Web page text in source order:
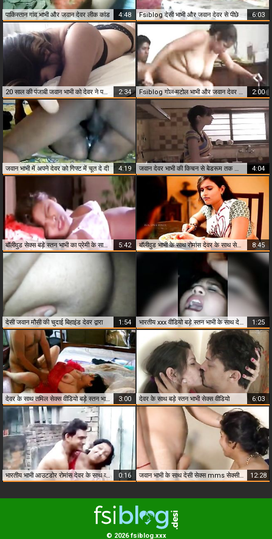
पाकिस्तान गांव भाभी और जवान देवर लीक कांड 4:48 Fsiblog देसी भाभी और जवान देवर से पीछे 6:03
20 साल की पंजाबी जवान भाभी को देवर ने पकड़ा 2:34 2:00
जवान भाभी में अपने देवर को गिफ्ट में चूत दे दी 4:19 जवान देवर भाभी की किचन से बेडरूम तक की चुदाई 4:04
बॉलीवुड सेक्स बड़े स्तन भाभी का प्रेमी के साथ रोमांस 5:42 बॉलीवुड भाभी के साथ रोमांस देवर के साथ सेक्स की खुशी 8:45
देसी जवान मौसी की चुदाई बिहाइंड देवर द्वारा 1:54 भारतीय xxx वीडियो बड़े स्तन भाभी के साथ देवर 1:25
देवर के साथ तमिल सेक्स वीडियो बड़े स्तन भाभी 3:00 देवर के साथ बड़े स्तन भाभी सेक्स वीडियो 6:03
भारतीय भाभी आउटडोर रोमांस देवर के साथ व्यभिचारी पति द्वारा दर्ज की गई 0:16 जवान भाभी के साथ देसी सेक्स mms सेक्सी भाभी कट्टर घर का सेक्स 12:28
© 2026 fsiblog.xxx